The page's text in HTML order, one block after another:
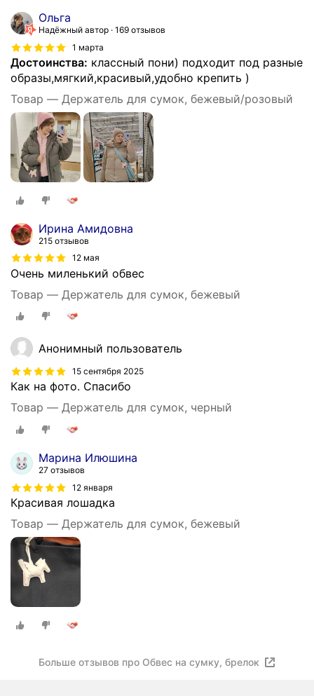
Ольга
Надёжный автор 169 отзывов
1 марта
Достоинства: классный пони) подходит под разные
образы,мягкий,красивый,удобно крепить )
Товар — Держатель для сумок, бежевый/розовый
Ирина Амидовна
215 отзывов
12 мая
Очень миленький обвес
Товар — Держатель для сумок, бежевый
Анонимный пользователь
15 сентября 2025
Как на фото. Спасибо
Товар — Держатель для сумок, черный
Марина Илюшина
27 отзывов
12 января
Красивая лошадка
Товар — Держатель для сумок, бежевый
Больше отзывов про Обвес на сумку, брелок